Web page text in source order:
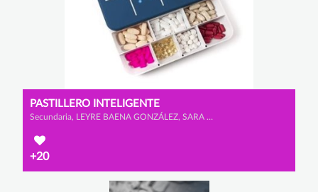
PASTILLERO INTELIGENTE
Secundaria, LEYRE BAENA GONZÁLEZ, SARA TOMÉ LAMELAS y RUBEN MALILLOS GARCÍA
+20